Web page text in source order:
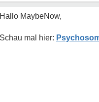
Hallo MaybeNow,